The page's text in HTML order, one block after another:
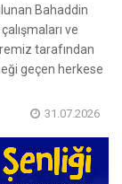
Bahaddin
ve
tarafından
geçen herkese
31.07.2026